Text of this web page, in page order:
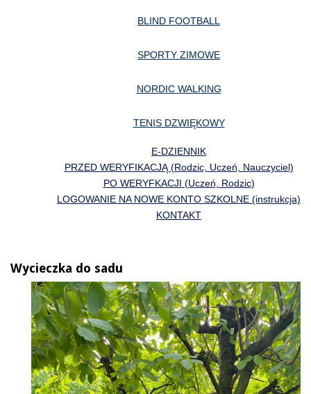
BLIND FOOTBALL
SPORTY ZIMOWE
NORDIC WALKING
TENIS DZWIĘKOWY
E-DZIENNIK
PRZED WERYFIKACJĄ (Rodzic, Uczeń, Nauczyciel)
PO WERYFKACJI (Uczeń, Rodzic)
LOGOWANIE NA NOWE KONTO SZKOLNE (instrukcja)
KONTAKT
Wycieczka do sadu